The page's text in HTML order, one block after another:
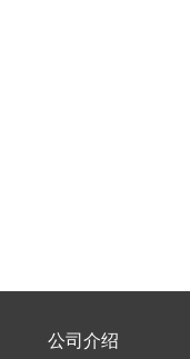
公司介绍